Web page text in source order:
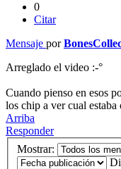
0
Citar
Mensaje por
Arreglado el video :-°
Cuando pienso en esos
los chip a ver cual estaba
Arriba
Responder
Mostrar: